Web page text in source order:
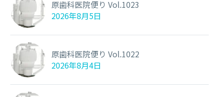
原歯科医院便り Vol.1023
2026年8月5日
原歯科医院便り Vol.1022
2026年8月4日